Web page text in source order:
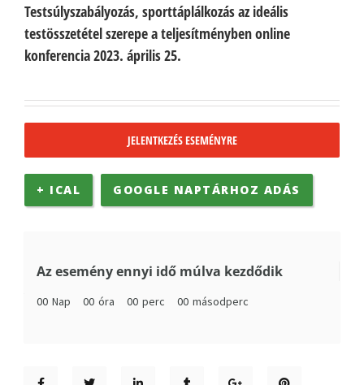
Testsúlyszabályozás, sporttáplálkozás az ideális
testösszetétel szerepe a teljesítményben online
konferencia 2023. április 25.
JELENTKEZÉS ESEMÉNYRE
+ ICAL GOOGLE NAPTÁRHOZ ADÁS
Az esemény ennyi idő múlva kezdődik
00 Nap 00 óra 00 perc 00 másodperc